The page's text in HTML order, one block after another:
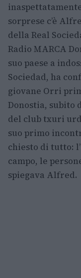
sorprese c’è
della Real
Radio MARCA
suo paese a
Sociedad, ha
giovane Orri
Donostia, subito
del club txuri
suo primo
chiesto di tutto:
campo, le
spiegava Alfred.